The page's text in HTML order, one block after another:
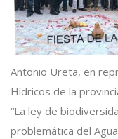
Antonio Ureta, en
Hídricos de la
“La ley de
problemática del